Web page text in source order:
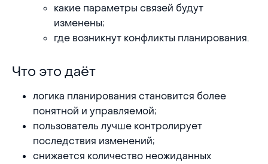
какие параметры связей будут
изменены;
где возникнут конфликты планирования.
Что это даёт
Что это даёт
логика планирования становится более
понятной и управляемой;
пользователь лучше контролирует
последствия изменений;
снижается количество неожиданных